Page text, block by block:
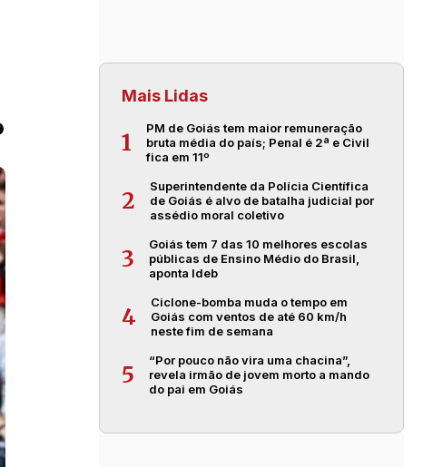
Mais Lidas
1
PM de Goiás tem maior remuneração
bruta média do país; Penal é 2ª e Civil
fica em 11º
2
Superintendente da Polícia Científica
de Goiás é alvo de batalha judicial por
assédio moral coletivo
3
Goiás tem 7 das 10 melhores escolas
públicas de Ensino Médio do Brasil,
aponta Ideb
4
Ciclone-bomba muda o tempo em
Goiás com ventos de até 60 km/h
neste fim de semana
5
“Por pouco não vira uma chacina”,
revela irmão de jovem morto a mando
do pai em Goiás